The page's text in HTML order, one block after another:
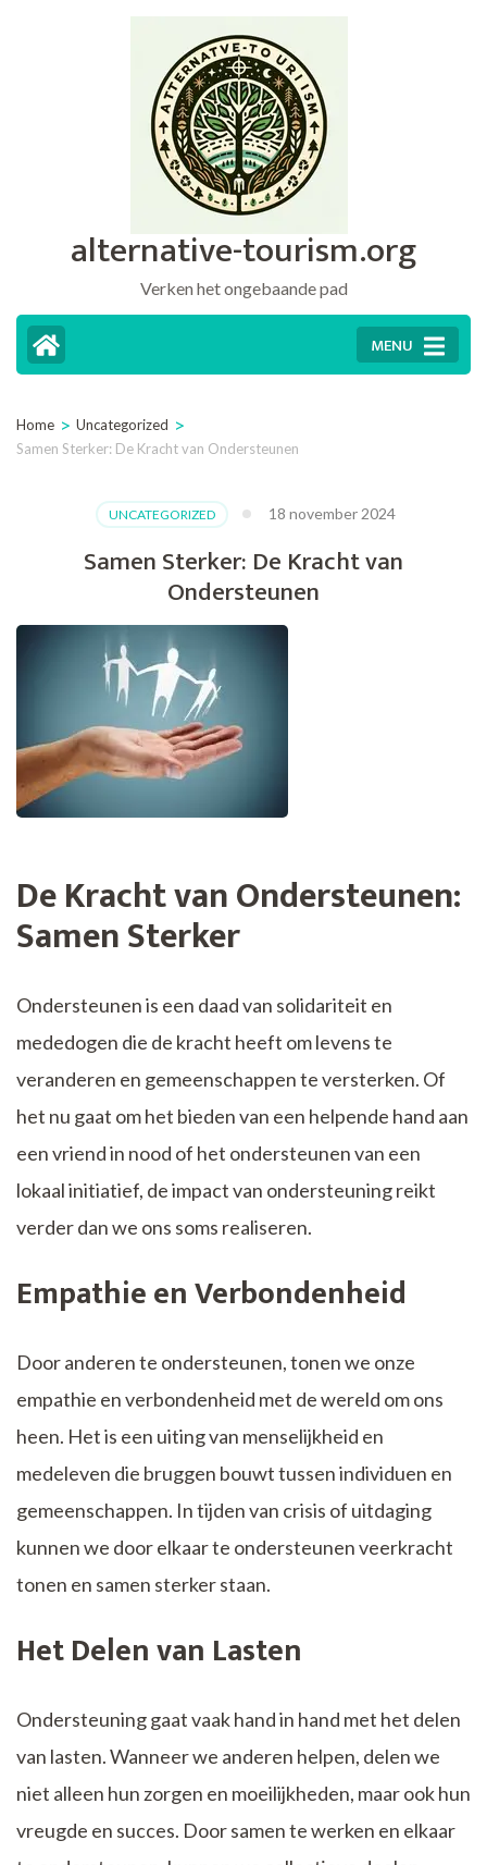
alternative-tourism.org
Verken het ongebaande pad
MENU
Home > Uncategorized >
Samen Sterker: De Kracht van Ondersteunen
UNCATEGORIZED 18 november 2024
Samen Sterker: De Kracht van
Ondersteunen
De Kracht van Ondersteunen:
Samen Sterker
Ondersteunen is een daad van solidariteit en
mededogen die de kracht heeft om levens te
veranderen en gemeenschappen te versterken. Of
het nu gaat om het bieden van een helpende hand aan
een vriend in nood of het ondersteunen van een
lokaal initiatief, de impact van ondersteuning reikt
verder dan we ons soms realiseren.
Empathie en Verbondenheid
Door anderen te ondersteunen, tonen we onze
empathie en verbondenheid met de wereld om ons
heen. Het is een uiting van menselijkheid en
medeleven die bruggen bouwt tussen individuen en
gemeenschappen. In tijden van crisis of uitdaging
kunnen we door elkaar te ondersteunen veerkracht
tonen en samen sterker staan.
Het Delen van Lasten
Ondersteuning gaat vaak hand in hand met het delen
van lasten. Wanneer we anderen helpen, delen we
niet alleen hun zorgen en moeilijkheden, maar ook hun
vreugde en succes. Door samen te werken en elkaar